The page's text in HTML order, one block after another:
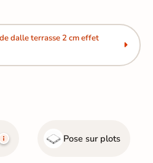
dalle terrasse 2 cm effet
Pose sur plots